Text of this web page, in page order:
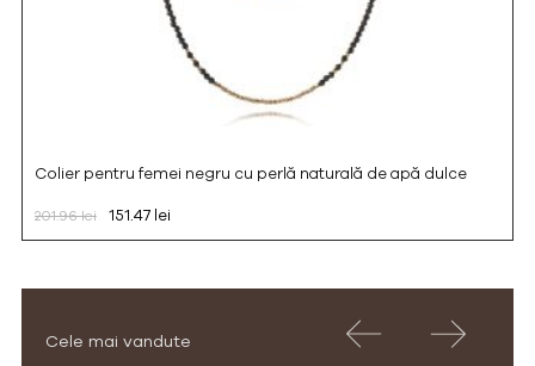
Colier pentru femei negru cu perlă naturală de apă dulce
201.96 lei 151.47 lei
Cele mai vandute